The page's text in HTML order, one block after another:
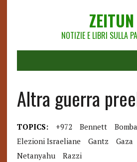
ZEITUN
NOTIZIE E LIBRI SULLA
Altra guerra
TOPICS: +972 Bennett
Elezioni Israeliane
Gantz Gaza
Netanyahu
Razzi